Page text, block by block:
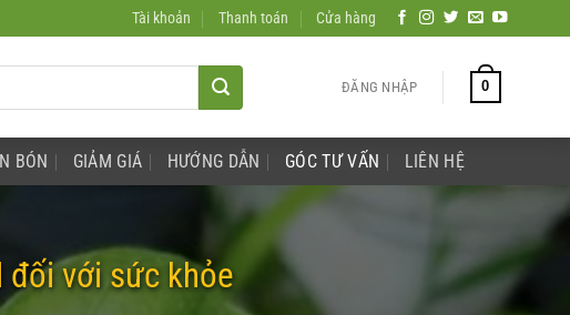
Tài khoản Thanh toán Cửa hàng
ĐĂNG NHẬP 0
BÓN GIẢM GIÁ HƯỚNG DẪN GÓC TƯ VẤN LIÊN HỆ
đối với sức khỏe